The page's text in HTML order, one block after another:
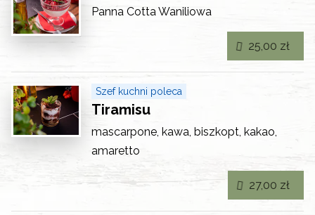
Panna Cotta Waniliowa
Szef kuchni poleca
Tiramisu
mascarpone, kawa, biszkopt, kakao,
amaretto